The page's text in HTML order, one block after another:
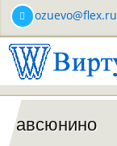
Перейти
основному
содержанию
ozuevo@flex.ru
авсюнино